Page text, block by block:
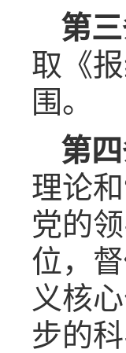
第
取《
围。
第
理论和
党的
位，
义核
步的